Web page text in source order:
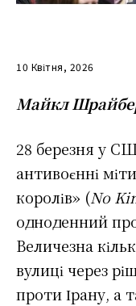
10 Квітня, 2026
Майкл
28 березня у
антивоєнні
королів» (No
одноденний
Величезна
вулиці через
проти Ірану, а